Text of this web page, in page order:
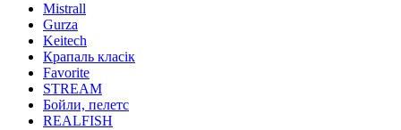
Mistrall
Gurza
Keitech
Крапаль класік
Favorite
STREAM
Бойли, пелетс
REALFISH